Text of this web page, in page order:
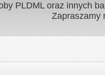
PLDML oraz innych
Zapraszamy